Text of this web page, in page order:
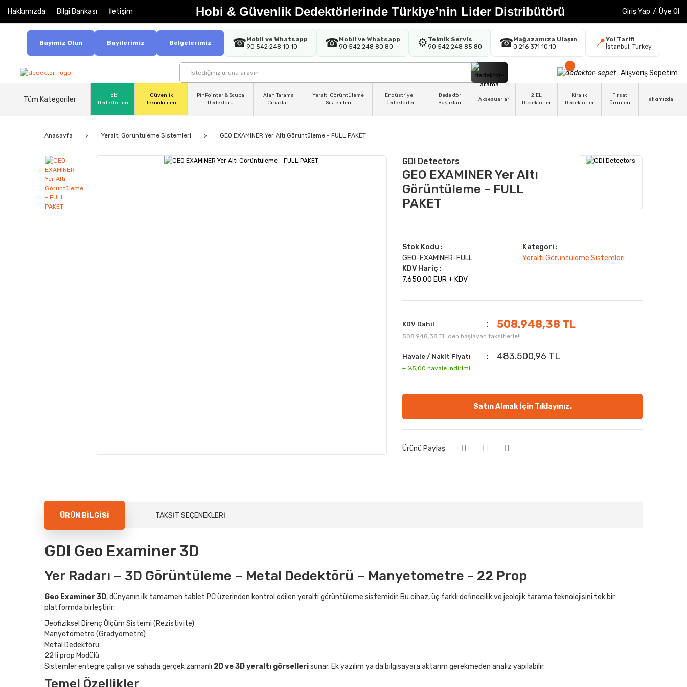
Hakkımızda Bilgi Bankası İletişim Hobi & Güvenlik Dedektörlerinde Türkiye’nin Lider Distribütörü Giriş Yap / Üye Ol
Bayimiz Olun Bayilerimiz Belgelerimiz ☎Mobil ve Whatsapp
90 542 248 10 10
☎Mobil ve Whatsapp
90 542 248 80 80
⚙️ Teknik Servis
90 542 248 85 80
☎Mağazamıza Ulaşın
0 216 371 10 10
📍Yol Tarifi
İstanbul, Turkey
Alışveriş Sepetim
Tüm Kategoriler
Hobi
Dedektörleri
Güvenlik
Teknolojileri
PinPointer & Scuba
Dedektörü
Alan Tarama
Cihazları
Yeraltı Görüntüleme
Sistemleri
Endüstriyel
Dedektörler
Dedektör
Başlıkları
Aksesuarlar
2.EL
Dedektörler
Kiralık
Dedektörler
Fırsat
Ürünleri
Hakkımızda
Anasayfa Yeraltı Görüntüleme Sistemleri GEO EXAMINER Yer Altı Görüntüleme - FULL PAKET
GDI Detectors
GEO EXAMINER Yer Altı
Görüntüleme - FULL
PAKET
Stok Kodu :
GEO-EXAMINER-FULL
Kategori :
Yeraltı Görüntüleme Sistemleri
KDV Hariç :
7.650,00 EUR + KDV
KDV Dahil 508.948,38 TL
508.948,38 TL den başlayan taksitlerle!!
Havale / Nakit Fiyatı 483.500,96 TL
+ %5,00 havale indirimi
Satın Almak İçin Tıklayınız.
Ürünü Paylaş
ÜRÜN BILGISI TAKSIT SEÇENEKLERI
GDI Geo Examiner 3D
Yer Radarı – 3D Görüntüleme – Metal Dedektörü – Manyetometre - 22 Prop
Geo Examiner 3D, dünyanın ilk tamamen tablet PC üzerinden kontrol edilen yeraltı görüntüleme sistemidir. Bu cihaz, üç farklı definecilik ve jeolojik tarama teknolojisini tek bir
platformda birleştirir:
Jeofiziksel Direnç Ölçüm Sistemi (Rezistivite)
Manyetometre (Gradyometre)
Metal Dedektörü
22 li prop Modülü
Sistemler entegre çalışır ve sahada gerçek zamanlı 2D ve 3D yeraltı görsellerisunar. Ek yazılım ya da bilgisayara aktarım gerekmeden analiz yapılabilir.
Temel Özellikler